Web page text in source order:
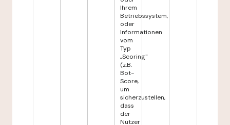
Ihrem
Betriebssystem,
oder
Informationen
vom
Typ
„Scoring"
(z.B.
Bot-
Score,
um
sicherzustellen,
dass
der
Nutzer